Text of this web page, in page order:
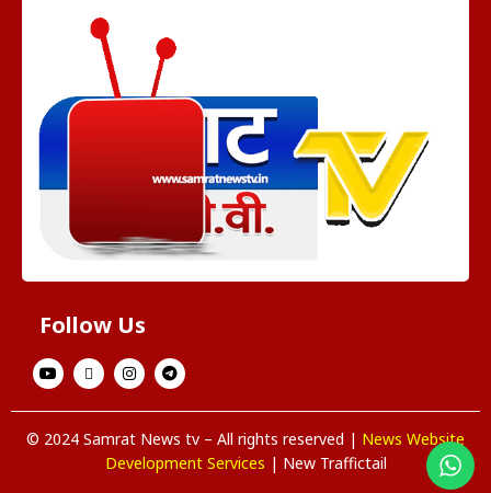
Follow Us
© 2024 Samrat News tv – All rights reserved | News Website
Development Services | New Traffictail